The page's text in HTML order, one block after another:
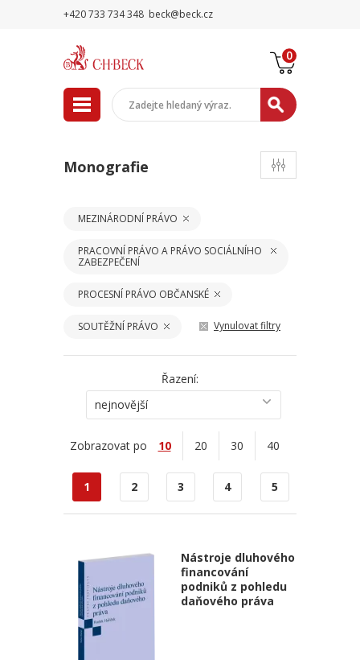
+420 733 734 348 beck@beck.cz
0
Monografie
MEZINÁRODNÍ PRÁVO
PRACOVNÍ PRÁVO A PRÁVO SOCIÁLNÍHO
ZABEZPEČENÍ
PROCESNÍ PRÁVO OBČANSKÉ
SOUTĚŽNÍ PRÁVO Vynulovat filtry
Řazení:
nejnovější
Zobrazovat po 10 20 30 40
1 2 3 4 5
Nástroje dluhového
financování
podniků z pohledu
daňového práva